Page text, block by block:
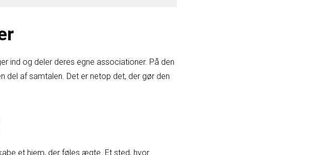
ind og deler deres egne associationer. På den
del af samtalen. Det er netop det, der gør den
et hjem, der føles ægte. Et sted, hvor